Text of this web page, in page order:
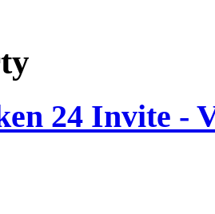
24 Invite -